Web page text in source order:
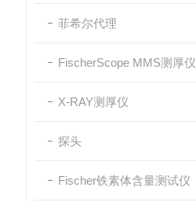
菲希尔代理
FischerScope MMS测厚仪
X-RAY测厚仪
探头
Fischer铁素体含量测试仪